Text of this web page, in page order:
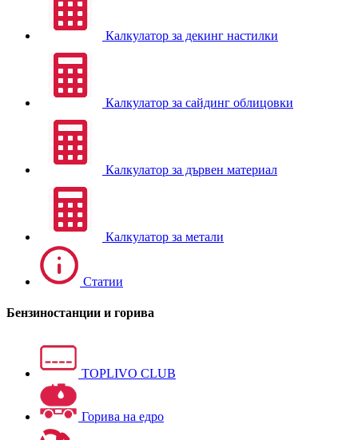
Калкулатор за декинг настилки
Калкулатор за сайдинг облицовки
Калкулатор за дървен материал
Калкулатор за метали
Статии
Бензиностанции и горива
TOPLIVO CLUB
Горива на едро